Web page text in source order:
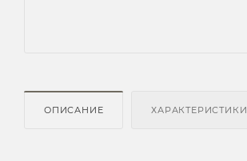
ОПИСАНИЕ ХАРАКТЕРИСТИКИ